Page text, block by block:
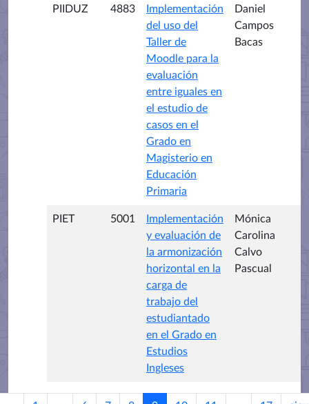
PIIDUZ 4883
Implementación
del uso del
Taller de
Moodle para la
evaluación
entre iguales en
el estudio de
casos en el
Grado en
Magisterio en
Educación
Primaria
Daniel
Campos
Bacas
PIET 5001
Implementación
y evaluación de
la armonización
horizontal en la
carga de
trabajo del
estudiantado
en el Grado en
Estudios
Ingleses
Mónica
Carolina
Calvo
Pascual